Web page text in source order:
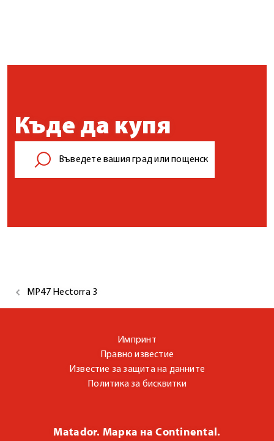
Къде да купя
MP47 Hectorra 3
Импринт
Правно известие
Известие за защита на данните
Политика за бисквитки
Matador. Марка на Continental.